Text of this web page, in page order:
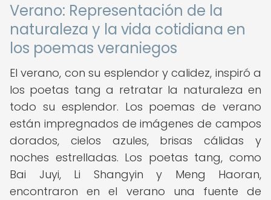
Verano: Representación de la
naturaleza y la vida cotidiana en
los poemas veraniegos
El verano, con su esplendor y calidez, inspiró a
los poetas tang a retratar la naturaleza en
todo su esplendor. Los poemas de verano
están impregnados de imágenes de campos
dorados, cielos azules, brisas cálidas y
noches estrelladas. Los poetas tang, como
Bai Juyi, Li Shangyin y Meng Haoran,
encontraron en el verano una fuente de